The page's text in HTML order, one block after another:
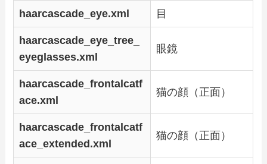
haarcascade_eye.xml 目
haarcascade_eye_tree_
eyeglasses.xml
眼鏡
haarcascade_frontalcatf
ace.xml
猫の顔（正面）
haarcascade_frontalcatf
ace_extended.xml
猫の顔（正面）